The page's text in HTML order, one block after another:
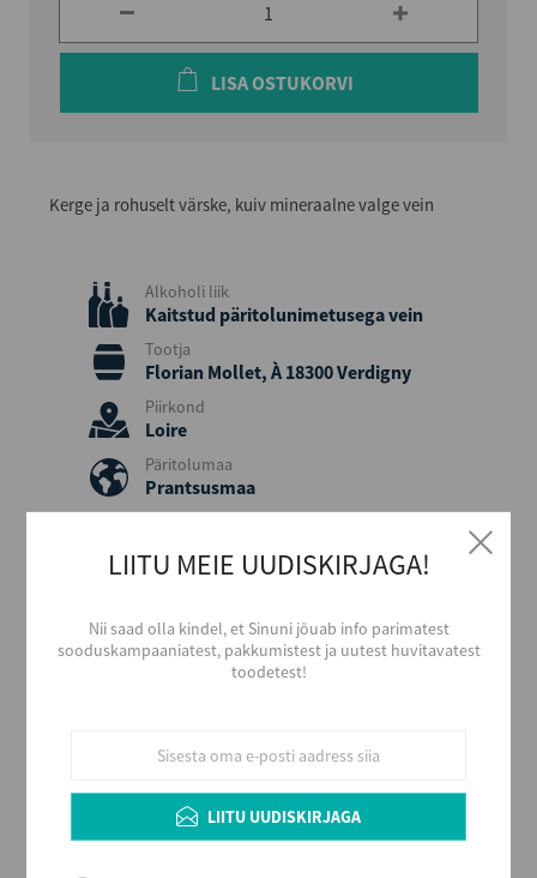
LISA OSTUKORVI
Kerge ja rohuselt värske, kuiv mineraalne valge vein
Alkoholi liik
Kaitstud päritolunimetusega vein
Tootja
Florian Mollet, À 18300 Verdigny
Piirkond
Loire
Päritolumaa
Prantsusmaa
Värvus
Stiil
Kerge ja värske
Alkoholi sisaldus
Maht (L)
0,75
LIITU MEIE UUDISKIRJAGA!
Nii saad olla kindel, et Sinuni jõuab info parimatest
sooduskampaaniatest, pakkumistest ja uutest huvitavatest
toodetest!
LIITU UUDISKIRJAGA